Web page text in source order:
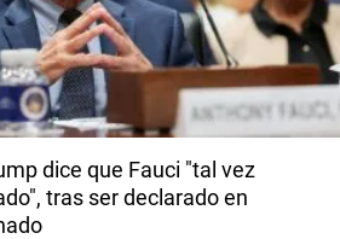
dice que Fauci "tal vez
tras ser declarado en